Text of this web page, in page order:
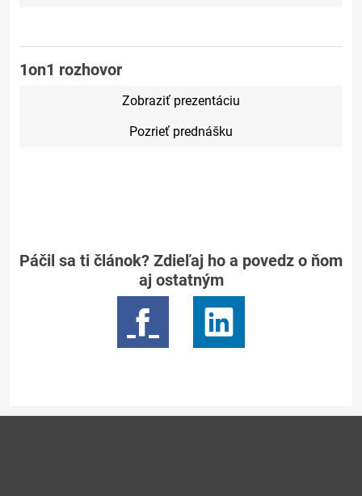
1on1 rozhovor
Zobraziť prezentáciu
Pozrieť prednášku
Páčil sa ti článok? Zdieľaj ho a povedz o ňom
aj ostatným